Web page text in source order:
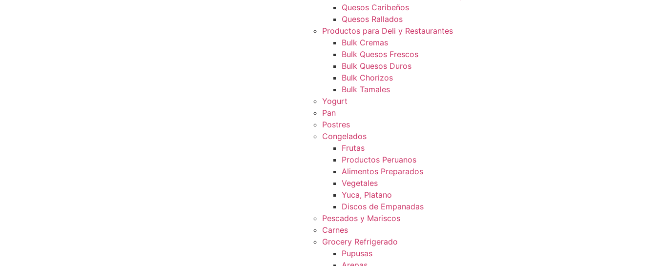
Quesos Caribeños
Quesos Rallados
Productos para Deli y Restaurantes
Bulk Cremas
Bulk Quesos Frescos
Bulk Quesos Duros
Bulk Chorizos
Bulk Tamales
Yogurt
Pan
Postres
Congelados
Frutas
Productos Peruanos
Alimentos Preparados
Vegetales
Yuca, Platano
Discos de Empanadas
Pescados y Mariscos
Carnes
Grocery Refrigerado
Pupusas